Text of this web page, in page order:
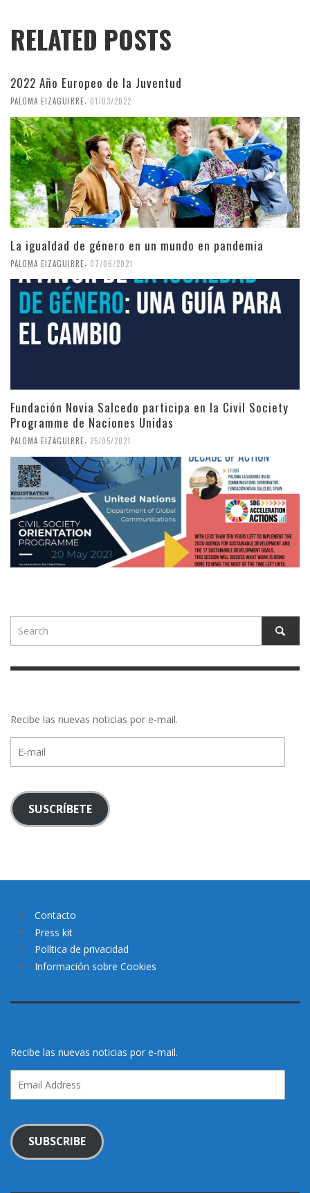
RELATED POSTS
2022 Año Europeo de la Juventud
PALOMA EIZAGUIRRE 01/03/2022
La igualdad de género en un mundo en pandemia
PALOMA EIZAGUIRRE 07/06/2021
Fundación Novia Salcedo participa en la Civil Society
Programme de Naciones Unidas
PALOMA EIZAGUIRRE, 25/05/2021
Recibe las nuevas noticias por e-mail.
mail
SUSCRÍBETE
Contacto
Press kit
Política de privacidad
Información sobre Cookies
Recibe las nuevas noticias por e-mail.
Address
SUBSCRIBE